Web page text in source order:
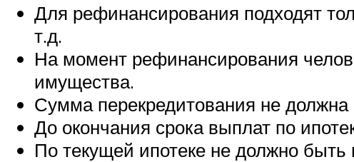
Для рефинансирования подходят
т.д.
На момент рефинансирования
имущества.
Сумма перекредитования не
До окончания срока выплат по
По текущей ипотеке не должно